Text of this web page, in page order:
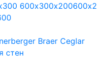
600х300х200
Braer Ceglar
стен